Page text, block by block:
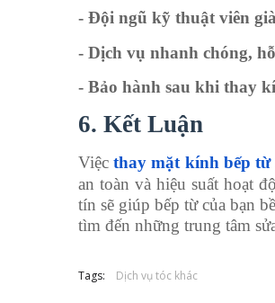
- Đội ngũ kỹ thuật viên
- Dịch vụ nhanh chóng,
- Bảo hành sau khi thay
6. Kết Luận
Việcthay mặt kính bếp từ
an toàn và hiệu suất hoạt
tín sẽ giúp bếp từ của bạn
tìm đến những trung tâm
Tags: Dịch vụ tóc khác